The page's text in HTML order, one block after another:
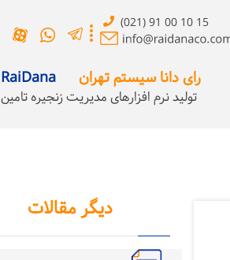
(021) 91 00 10 15
رای دانا سیستم تهران RaiDana
تولید نرم افزارهای مدیریت زنجیره تامین
دیگر مقالات